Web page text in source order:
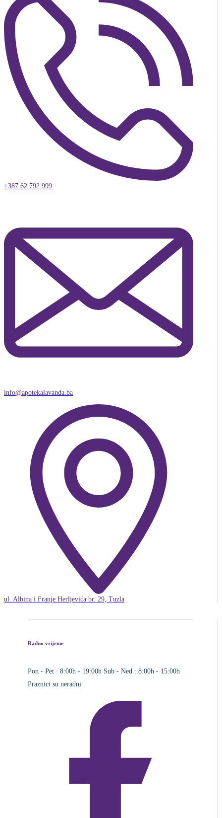
+387 62 792 999
info@apotekalavanda.ba
ul. Albina i Franje Herljevića br. 29, Tuzla
Radno vrijeme
Pon - Pet : 8:00h - 19:00h Sub - Ned : 8:00h - 15:00h
Praznici su neradni